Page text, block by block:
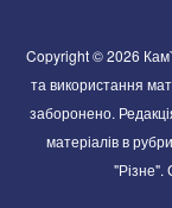
Copyright © 2026
та використання
заборонено.
матеріалів в
"Різне".